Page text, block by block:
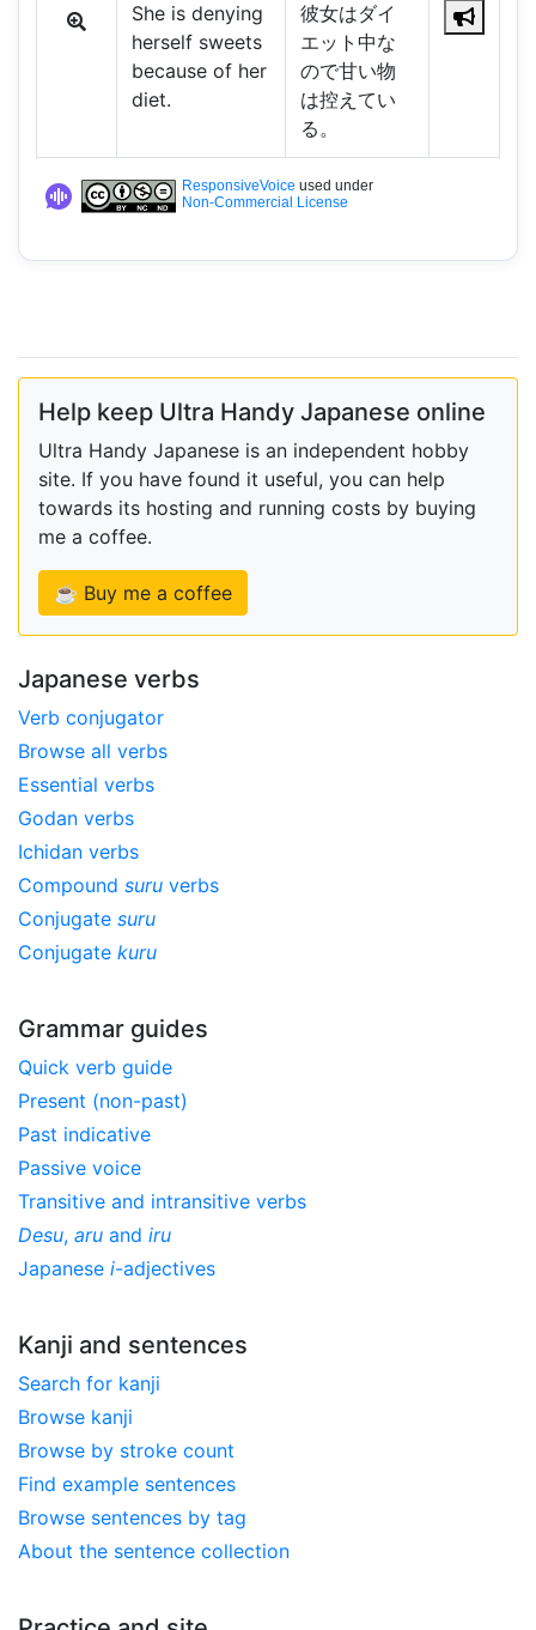
She is denying
herself sweets
because of her
diet.
彼女はダイ
エット中な
ので甘い物
は控えてい
る。
ResponsiveVoice used under
Non-Commercial License
Help keep Ultra Handy Japanese online
Ultra Handy Japanese is an independent hobby
site. If you have found it useful, you can help
towards its hosting and running costs by buying
me a coffee.
☕ Buy me a coffee
Japanese verbs
Verb conjugator
Browse all verbs
Essential verbs
Godan verbs
Ichidan verbs
Compound suru verbs
Conjugate suru
Conjugate kuru
Grammar guides
Quick verb guide
Present (non-past)
Past indicative
Passive voice
Transitive and intransitive verbs
Desu, aru and iru
Japanese i-adjectives
Kanji and sentences
Search for kanji
Browse kanji
Browse by stroke count
Find example sentences
Browse sentences by tag
About the sentence collection